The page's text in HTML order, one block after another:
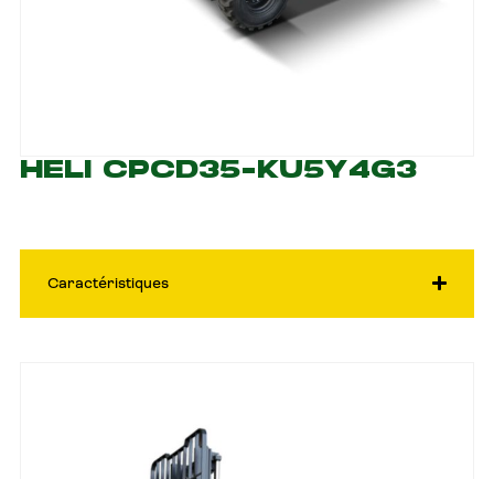
HELI CPCD35-KU5Y4G3
Caractéristiques